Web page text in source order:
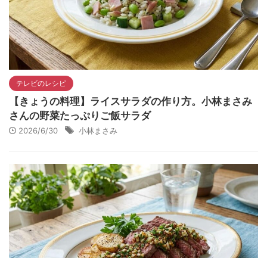
テレビのレシピ
【きょうの料理】ライスサラダの作り方。小林まさみ
さんの野菜たっぷりご飯サラダ
2026/6/30 小林まさみ